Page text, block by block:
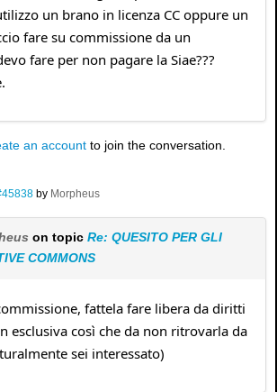
un brano in licenza CC oppure un
fare su commissione da un
fare per non pagare la Siae???
an account to join the conversation.
by Morpheus
on topic Re: QUESITO PER GLI
COMMONS
fattela fare libera da diritti
esclusiva così che da non ritrovarla da
sei interessato)